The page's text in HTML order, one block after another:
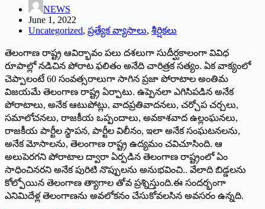
NEWS
June 1, 2022
Uncategorized, ప్రత్యేక వ్యాసాలు, శీర్షికలు
తెలంగాణ రాష్ట్ర ఆవిర్భావం పలు దశలుగా సుదీర్ఘకాలంగా వివిధ
రూపాల్లో నడిచిన పోరాట ఫలితం అనేది చారిత్రక సత్యం. ఏక వాక్యంలో
చెప్పాలంటే 60 సంవత్సరాలుగా సాగిన ప్రజా పోరాటాల అంతిమ
విజయమే తెలంగాణ రాష్ట్ర ఏర్పాటు. ఉప్పెనలా ఎగిసిపడిన అనేక
పోరాటాలు, అనేక ఆటుపోట్లు, వాదప్రతివాదనలు, చర్చోప చర్చలు,
సమాలోచనలు, రాజకీయ ఒప్పందాలు, అవకాశవాద ఉల్లంఘనలు,
రాజకీయ పార్టీల స్థాపన, పార్టీల విలీనం, ఇలా అనేక సంఘటనలను,
అనేక మోసాలను, తెలంగాణ రాష్ట్ర ఉద్యమం చవిచూసింది. ఆ
అలుపెరగని పోరాటాల ద్వారా ఏర్పడిన తెలంగాణ రాష్ట్రంలో ఏం
సాధించినరని అనేక పురిటి నొప్పులను అనుభవించి.. వేలాది బిడ్డలను
కోల్పోయిన తెలంగాణ త్యాగాల తోవ ప్రశ్నిస్తుంది.ఈ సందర్భంగా
ఎనిమిదేళ్ల తెలంగాణను అవలోకనం చేసుకోవలసిన అవసరం ఉన్నది.